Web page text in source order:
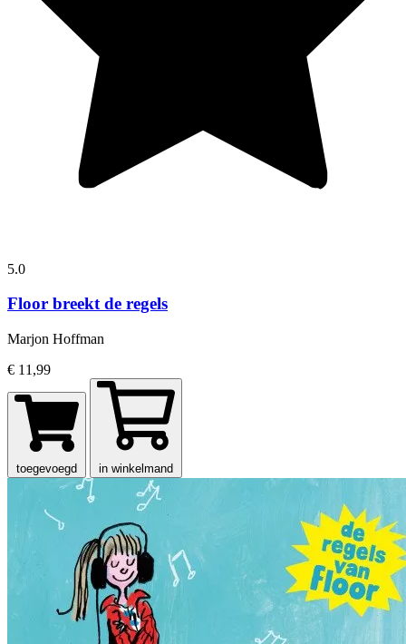
5.0
Floor breekt de regels
Marjon Hoffman
€ 11,99
toegevoegd in winkelmand